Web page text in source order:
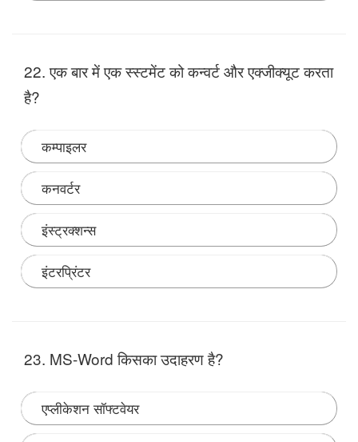
22. एक बार में एक स्स्टमेंट को कन्वर्ट और एक्जीक्यूट करता
है?
कम्पाइलर
कनवर्टर
इंस्ट्रक्शन्स
इंटरप्रिंटर
23. MS-Word किसका उदाहरण है?
एप्लीकेशन सॉफ्टवेयर